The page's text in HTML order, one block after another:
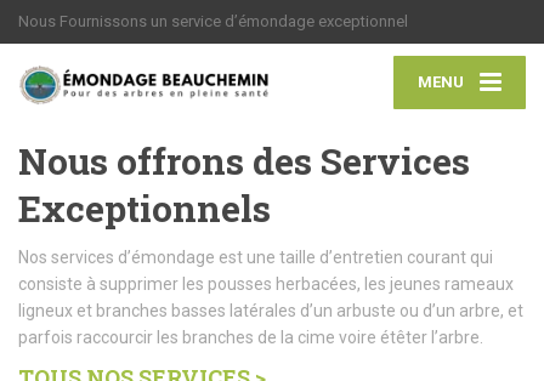
Nous Fournissons un service d’émondage exceptionnel
MENU
Nous offrons des Services
Exceptionnels
Nos services d’émondage est une taille d’entretien courant qui
consiste à supprimer les pousses herbacées, les jeunes rameaux
ligneux et branches basses latérales d’un arbuste ou d’un arbre, et
parfois raccourcir les branches de la cime voire étêter l’arbre.